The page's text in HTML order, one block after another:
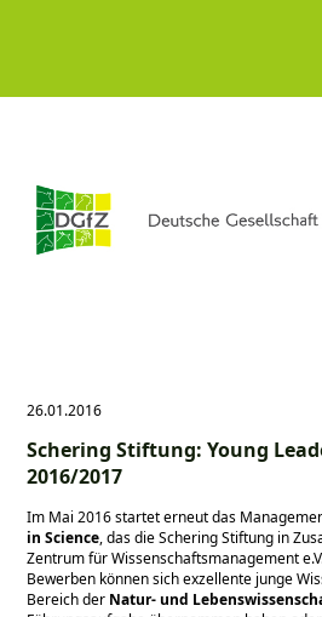
26.01.2016
Schering Stiftung: Young
2016/2017
Im Mai 2016 startet erneut das
in Science, das die Schering Stiftung in
Zentrum für Wissenschaftsmanagement
Bewerben können sich exzellente junge
Bereich der Natur- und